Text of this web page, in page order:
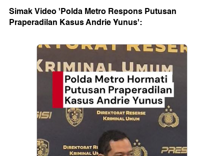
Simak Video 'Polda Metro Respons Putusan
Praperadilan Kasus Andrie Yunus':